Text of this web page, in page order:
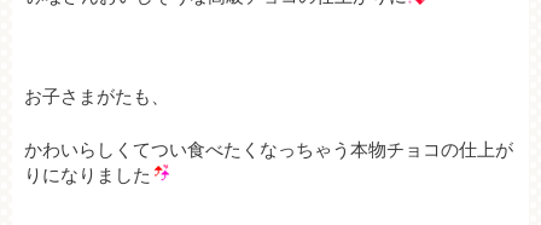
お子さまがたも、
かわいらしくてつい食べたくなっちゃう本物チョコの仕上が
りになりました